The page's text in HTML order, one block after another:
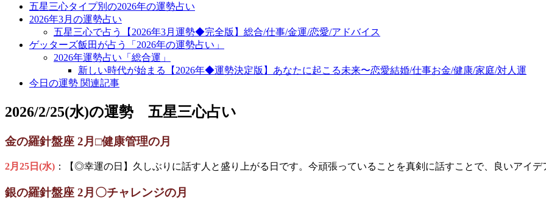
五星三心タイプ別の2026年の運勢占い
2026年3月の運勢占い
五星三心で占う【2026年3月運勢◆完全版】総合/仕事/金運/恋愛/アドバイス
ゲッターズ飯田が占う「2026年の運勢占い」
2026年運勢占い「総合運」
新しい時代が始まる【2026年◆運勢決定版】あなたに起こる未来〜恋愛結婚/仕事お金/健康/家庭/対人運
今日の運勢 関連記事
2026/2/25(水)の運勢 五星三心占い
金の羅針盤座 2月□健康管理の月
2月25日(水) ：【◎幸運の日】久しぶりに話す人と盛り上がる日です。今頑張っていることを真剣に話すことで、良いアイ
銀の羅針盤座 2月〇チャレンジの月